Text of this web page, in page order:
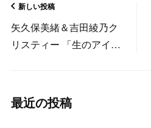
新しい投稿
矢久保美緒＆吉田綾乃ク
リスティー 「生のアイド
最近の投稿